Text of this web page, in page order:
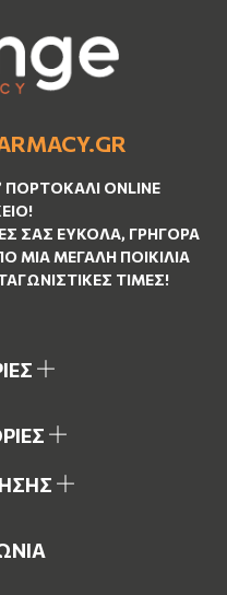
ΠΟΡΤΟΚΑΛΊ ΟNLINE
ΣΑΣ ΕΎΚΟΛΑ, ΓΡΉΓΟΡΑ
ΜΙΑ ΜΕΓΆΛΗ ΠΟΙΚΙΛΊΑ
ΤΙΜΈΣ!